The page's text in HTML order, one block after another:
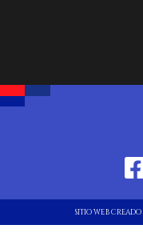
SITIO WEB